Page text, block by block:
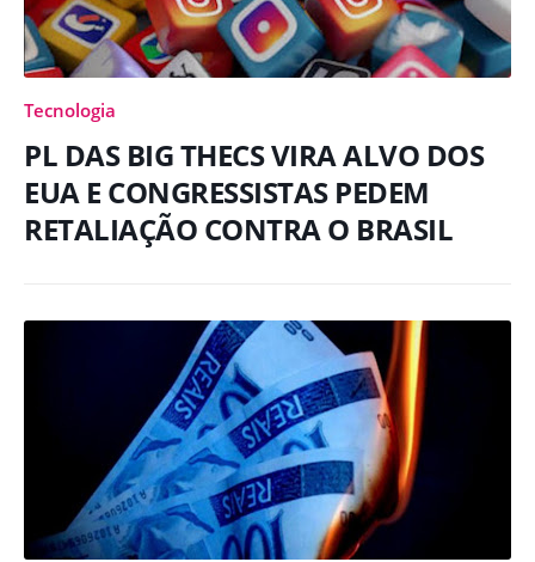
Tecnologia
PL DAS BIG THECS VIRA ALVO DOS
EUA E CONGRESSISTAS PEDEM
RETALIAÇÃO CONTRA O BRASIL